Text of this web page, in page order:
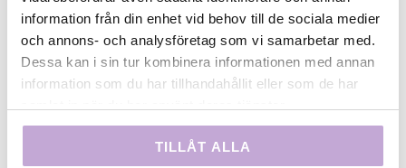
information från din enhet vid behov till de sociala medier
och annons- och analysföretag som vi samarbetar med.
Dessa kan i sin tur kombinera informationen med annan
information som du har tillhandahållit eller som de har
TILLÅT ALLA
består dels av ett finansiellt utvecklingsstöd, dels av
praktiska insatser som till exempel workshops och
coaching.
STHLM Debut är ett samarbetsprojekt mellan Film
Stockholm/Filmbasen, Film Capital Stockholm och
Stockholms Filmfestival finansierat av Region